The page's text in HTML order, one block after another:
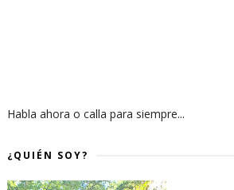
Habla ahora o calla para siempre...
¿QUIÉN SOY?